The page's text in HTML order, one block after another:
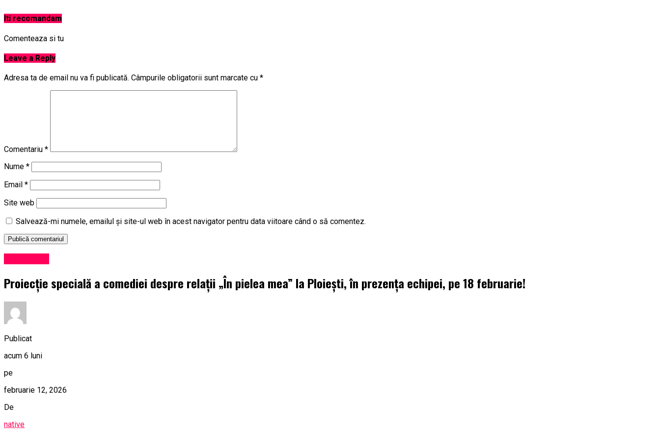
Iti recomandam
Comenteaza si tu
Leave a Reply
Adresa ta de email nu va fi publicată. Câmpurile obligatorii sunt marcate cu *
Comentariu *
Nume *
Email *
Site web
Salvează-mi numele, emailul și site-ul web în acest navigator pentru data viitoare când o să comentez.
Proiecție specială a comediei despre relații „În pielea mea” la Ploiești, în prezența echipei, pe 18 februarie!
Publicat
acum 6 luni
pe
februarie 12, 2026
De
native